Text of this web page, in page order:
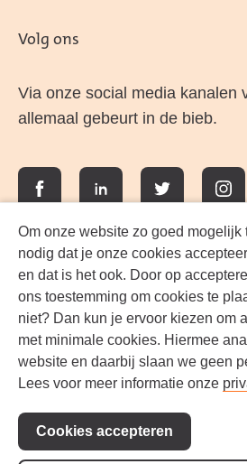
Om onze website zo goed mogelijk
nodig dat je onze cookies
en dat is het ook. Door op
ons toestemming om cookies te
niet? Dan kun je ervoor kiezen om
met minimale cookies. Hiermee
website en daarbij slaan we geen
Lees voor meer informatie onze
Cookies accepteren
Volg ons
Via onze social media kanalen
allemaal gebeurt in de bieb.
FacebookLinkedIn Twitter
Werken bij FlevoMeer